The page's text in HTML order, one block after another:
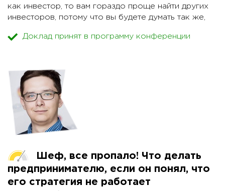
как инвестор, то вам гораздо проще найти других
инвесторов, потому что вы будете думать так же,
поддержать хороший продукт — вы не получите
Почему инвестиции имеют форму гантели? Почему
лучше не искать рынок для своего продукта, а
создавать продукт под рынок? Почему косвенные
конкуренты страшнее, чем прямые аналоги?
Почему не нужно быть умнее нейронной сетки?
Почему так страшен ползучий улучшизм? Чем
болото самозанятости?
Доклад принят в программу конференции
Шеф, все пропало! Что делать
предпринимателю, если он понял, что
его стратегия не работает